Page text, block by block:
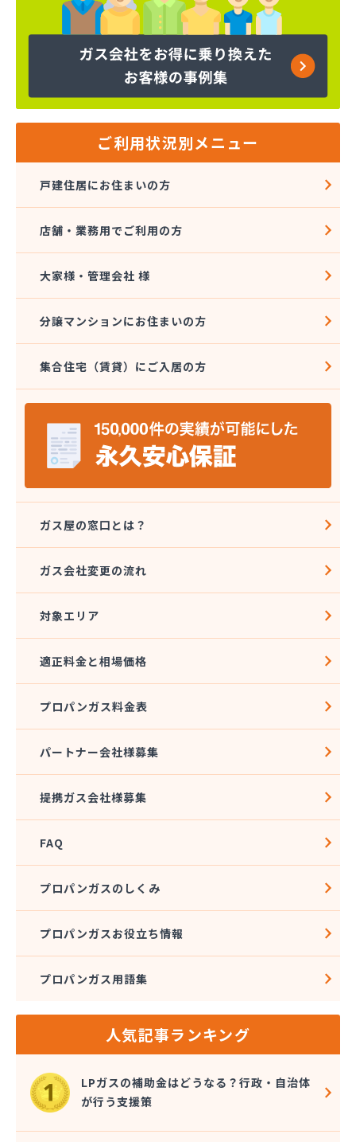
株式会社高木屋プロパン部
株式会社森田
株式会社大進本社
株式会社長栄ガスサービス
株式会社鳥羽
株式会社武重商会 プロパン部
株式会社武重商会 プロパン佐久営業所
株式会社武重商会 松本支店
株式会社北澤商会
株式会社堀内商事
関東ガス株式会社
丸山産業
丸子日通プロパン販売有限会社
宮原酸素株式会社 長野営業所
宮島燃料店
協同組合千曲エルピーガス供給センター
橋本産業株式会社 丸子連絡所
桐原ガス燃料株式会社
鍵田プロパンガス
戸倉オートガス・スタンド
更埴プロパン有限会社
江島屋商店
合資会社山田屋給油所 プロパンガス部
佐久プロパンガス協同組合
佐久集中監視センター株式会社
松新商店
松代液化石油ガス事業協同組合
松筑エルピーガス協業組合
松本ガス商事株式会社
松本シェル石油株式会社 村井事業所配送センター
松本シェル石油株式会社村井事業所プロパンガス課
松本プロパンガス株式会社
松本事業株式会社
上田広域LPガス協同組合
城南高沢ガス株式会社
信濃ガス協同組合
神津燃料
斉藤商店
千曲通商株式会社
早武商店
大島屋酒店
大澤燃料店
ご利用状況別メニュー
戸建住居にお住まいの方
店舗・業務用でご利用の方
大家様・管理会社 様
分譲マンションにお住まいの方
集合住宅（賃貸）にご入居の方
ガス屋の窓口とは？
ガス会社変更の流れ
対象エリア
適正料金と相場価格
プロパンガス料金表
パートナー会社様募集
提携ガス会社様募集
FAQ
プロパンガスのしくみ
プロパンガスお役立ち情報
プロパンガス用語集
人気記事ランキング
LPガスの補助金はどうなる？行政・自治体
が行う支援策